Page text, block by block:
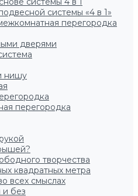
системы «4 в 1»
перегородка
дверями
нишу
перегородка
творчества
квадратных метра
всех смыслах
и без